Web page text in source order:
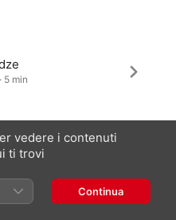
5 min
min
vedere i contenuti
ti trovi
Continua